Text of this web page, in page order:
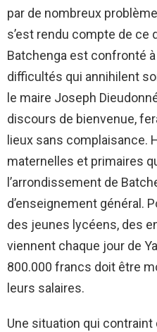
par de nombreux
s’est rendu compte de ce
Batchenga est confronté
difficultés qui annihilent
le maire Joseph
discours de bienvenue,
lieux sans complaisance.
maternelles et primaires
l’arrondissement de
d’enseignement général.
des jeunes lycéens, des
viennent chaque jour de
800.000 francs doit être
leurs salaires.
Une situation qui